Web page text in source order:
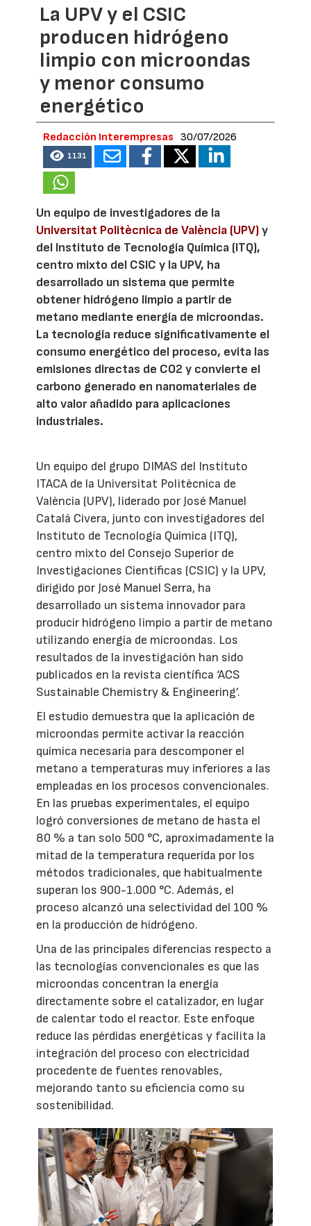
La UPV y el CSIC
producen hidrógeno
limpio con microondas
y menor consumo
energético
Redacción Interempresas 30/07/2026
1131
Un equipo de investigadores de la
Universitat Politècnica de València (UPV)y
del Instituto de Tecnología Química (ITQ),
centro mixto del CSIC y la UPV, ha
desarrollado un sistema que permite
obtener hidrógeno limpio a partir de
metano mediante energía de microondas.
La tecnología reduce significativamente el
consumo energético del proceso, evita las
emisiones directas de CO2 y convierte el
carbono generado en nanomateriales de
alto valor añadido para aplicaciones
industriales.
Un equipo del grupo DIMAS del Instituto
ITACA de la Universitat Politècnica de
València (UPV), liderado por José Manuel
Catalá Civera, junto con investigadores del
Instituto de Tecnología Química (ITQ),
centro mixto del Consejo Superior de
Investigaciones Científicas (CSIC) y la UPV,
dirigido por José Manuel Serra, ha
desarrollado un sistema innovador para
producir hidrógeno limpio a partir de metano
utilizando energía de microondas. Los
resultados de la investigación han sido
publicados en la revista científica ‘ACS
Sustainable Chemistry & Engineering’.
El estudio demuestra que la aplicación de
microondas permite activar la reacción
química necesaria para descomponer el
metano a temperaturas muy inferiores a las
empleadas en los procesos convencionales.
En las pruebas experimentales, el equipo
logró conversiones de metano de hasta el
80 % a tan solo 500 °C, aproximadamente la
mitad de la temperatura requerida por los
métodos tradicionales, que habitualmente
superan los 900-1.000 °C. Además, el
proceso alcanzó una selectividad del 100 %
en la producción de hidrógeno.
Una de las principales diferencias respecto a
las tecnologías convencionales es que las
microondas concentran la energía
directamente sobre el catalizador, en lugar
de calentar todo el reactor. Este enfoque
reduce las pérdidas energéticas y facilita la
integración del proceso con electricidad
procedente de fuentes renovables,
mejorando tanto su eficiencia como su
sostenibilidad.